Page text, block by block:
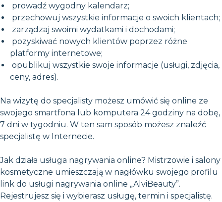
prowadź wygodny kalendarz;
przechowuj wszystkie informacje o swoich klientach;
zarządzaj swoimi wydatkami i dochodami;
pozyskiwać nowych klientów poprzez różne
platformy internetowe;
opublikuj wszystkie swoje informacje (usługi, zdjęcia,
ceny, adres).
Na wizytę do specjalisty możesz umówić się online ze
swojego smartfona lub komputera 24 godziny na dobę,
7 dni w tygodniu. W ten sam sposób możesz znaleźć
specjalistę w Internecie.
Jak działa usługa nagrywania online? Mistrzowie i salony
kosmetyczne umieszczają w nagłówku swojego profilu
link do usługi nagrywania online „AlviBeauty”.
Rejestrujesz się i wybierasz usługę, termin i specjalistę.